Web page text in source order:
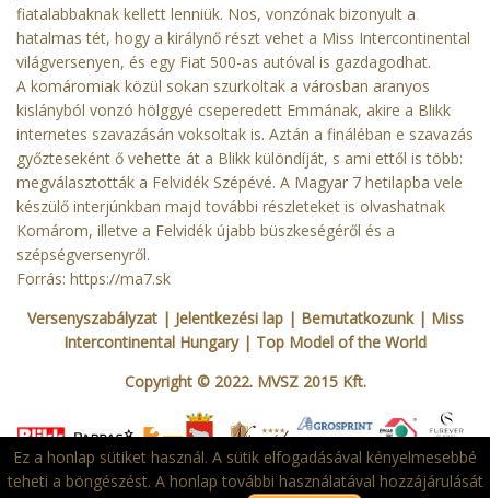
fiatalabbaknak kellett lenniük. Nos, vonzónak bizonyult a
hatalmas tét, hogy a királynő részt vehet a Miss Intercontinental
világversenyen, és egy Fiat 500-as autóval is gazdagodhat.
A komáromiak közül sokan szurkoltak a városban aranyos
kislányból vonzó hölggyé cseperedett Emmának, akire a Blikk
internetes szavazásán voksoltak is. Aztán a fináléban e szavazás
győzteseként ő vehette át a Blikk különdíját, s ami ettől is több:
megválasztották a Felvidék Szépévé. A Magyar 7 hetilapba vele
készülő interjúnkban majd további részleteket is olvashatnak
Komárom, illetve a Felvidék újabb büszkeségéről és a
szépségversenyről.
Forrás: https://ma7.sk
Versenyszabályzat| Jelentkezési lap | Bemutatkozunk| Miss
Intercontinental Hungary| Top Model of the World
Copyright © 2022. MVSZ 2015 Kft.
Ez a honlap sütiket használ. A sütik elfogadásával kényelmesebbé
teheti a böngészést. A honlap további használatával hozzájárulását